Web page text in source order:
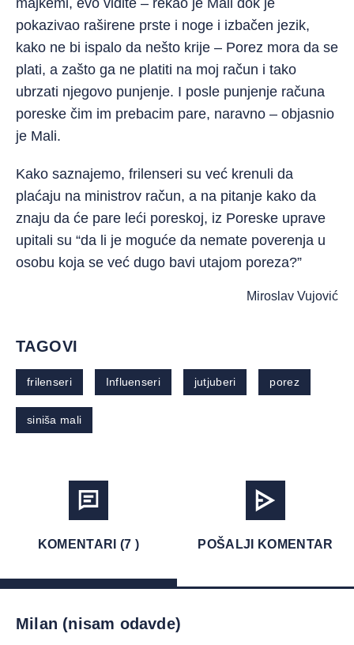
majkemi, evo vidite – rekao je Mali dok je
pokazivao raširene prste i noge i izbačen jezik,
kako ne bi ispalo da nešto krije – Porez mora da se
plati, a zašto ga ne platiti na moj račun i tako
ubrzati njegovo punjenje. I posle punjenje računa
poreske čim im prebacim pare, naravno – objasnio
je Mali.
Kako saznajemo, frilenseri su već krenuli da
plaćaju na ministrov račun, a na pitanje kako da
znaju da će pare leći poreskoj, iz Poreske uprave
upitali su “da li je moguće da nemate poverenja u
osobu koja se već dugo bavi utajom poreza?”
Miroslav Vujović
TAGOVI
frilenseri Influenseri jutjuberi porez
siniša mali
KOMENTARI (7 ) POŠALJI KOMENTAR
Milan (nisam odavde)